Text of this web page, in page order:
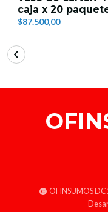
caja x 20
$87.500,00
OFINSUMOS